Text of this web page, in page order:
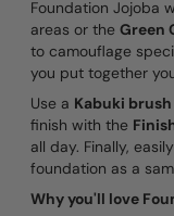
Foundation Jojoba
areas or the Green
to camouflage
you put together
Use a Kabuki brush
finish with the
all day. Finally,
foundation as a
Why you'll love